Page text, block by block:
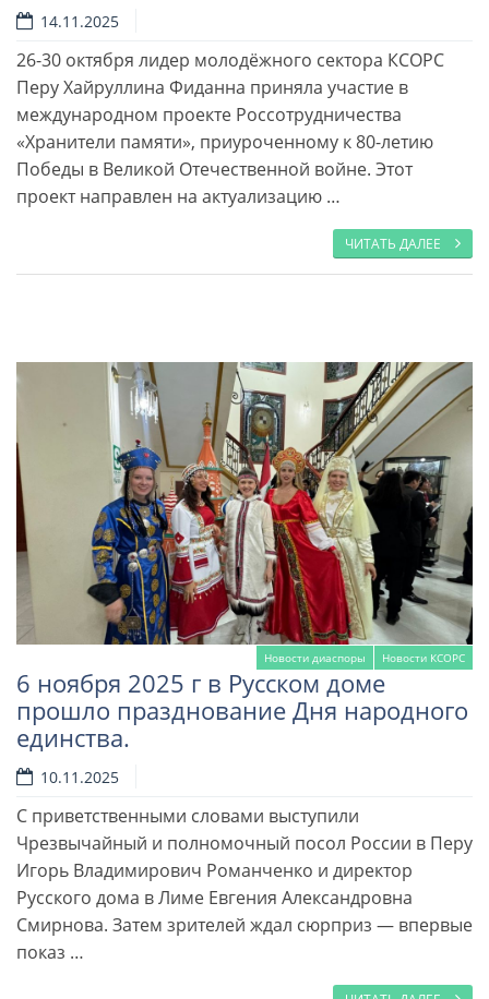
Читать далее
14.11.2025
26-30 октября лидер молодёжного сектора КСОРС
Перу Хайруллина Фиданна приняла участие в
международном проекте Россотрудничества
«Хранители памяти», приуроченному к 80-летию
Победы в Великой Отечественной войне. Этот
проект направлен на актуализацию …
ЧИТАТЬ ДАЛЕЕ
Новости диаспоры Новости КСОРС
Читать далее
6 ноября 2025 г в Русском доме
прошло празднование Дня народного
единства.
10.11.2025
С приветственными словами выступили
Чрезвычайный и полномочный посол России в Перу
Игорь Владимирович Романченко и директор
Русского дома в Лиме Евгения Александровна
Смирнова. Затем зрителей ждал сюрприз — впервые
показ …